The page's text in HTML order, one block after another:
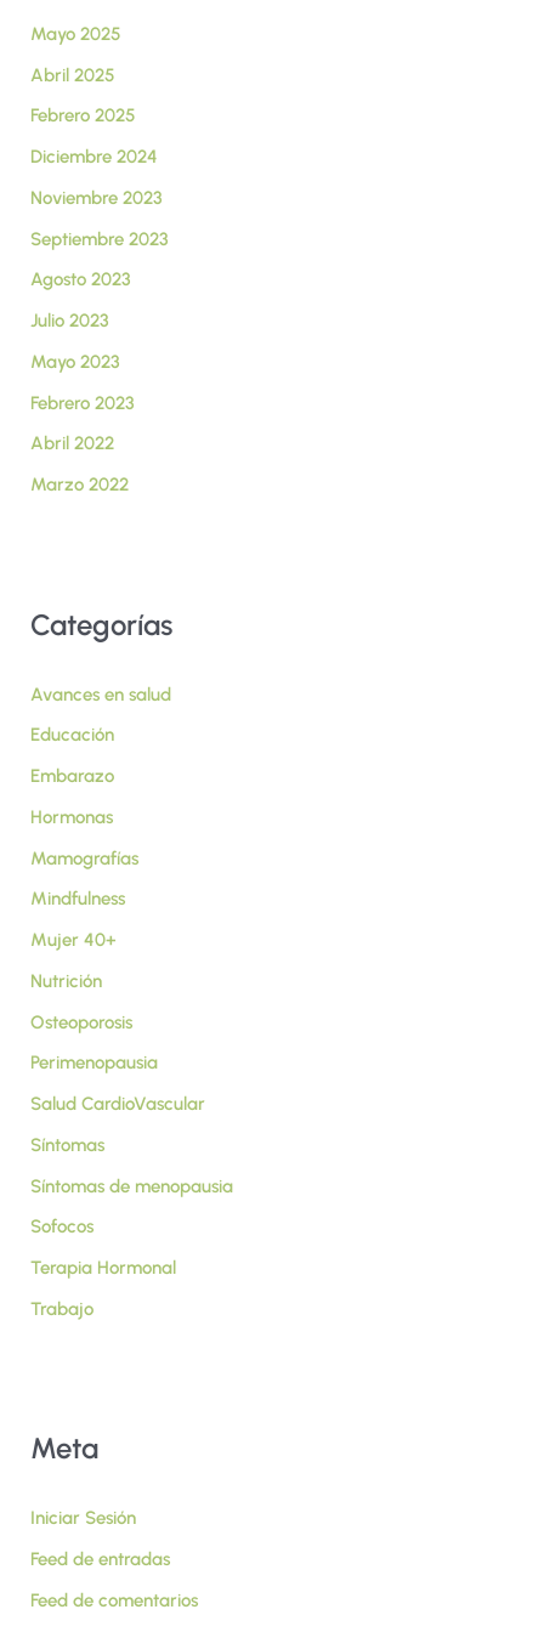
Mayo 2025
Abril 2025
Febrero 2025
Diciembre 2024
Noviembre 2023
Septiembre 2023
Agosto 2023
Julio 2023
Mayo 2023
Febrero 2023
Abril 2022
Marzo 2022
Categorías
Avances en salud
Educación
Embarazo
Hormonas
Mamografías
Mindfulness
Mujer 40+
Nutrición
Osteoporosis
Perimenopausia
Salud CardioVascular
Síntomas
Síntomas de menopausia
Sofocos
Terapia Hormonal
Trabajo
Meta
Iniciar Sesión
Feed de entradas
Feed de comentarios